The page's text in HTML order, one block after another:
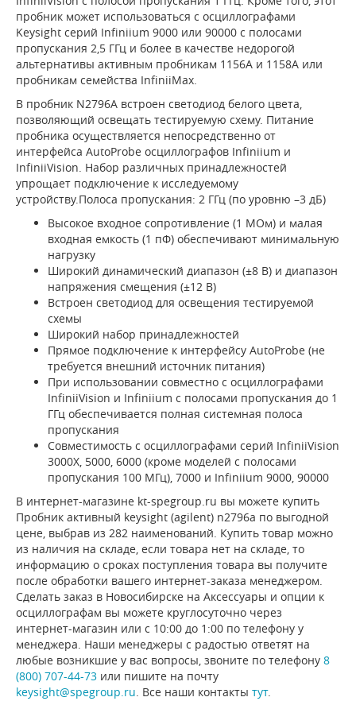
пробник может использоваться с осциллографами
Keysight серий Infiniium 9000 или 90000 с полосами
пропускания 2,5 ГГц и более в качестве недорогой
альтернативы активным пробникам 1156A и 1158A или
пробникам семейства InfiniiMax.
В пробник N2796A встроен светодиод белого цвета,
позволяющий освещать тестируемую схему. Питание
пробника осуществляется непосредственно от
интерфейса AutoProbe осциллографов Infiniium и
InfiniiVision. Набор различных принадлежностей
упрощает подключение к исследуемому
устройству.Полоса пропускания: 2 ГГц (по уровню –3 дБ)
Высокое входное сопротивление (1 МОм) и малая
входная емкость (1 пФ) обеспечивают минимальную
нагрузку
Широкий динамический диапазон (±8 В) и диапазон
напряжения смещения (±12 В)
Встроен светодиод для освещения тестируемой
схемы
Широкий набор принадлежностей
Прямое подключение к интерфейсу AutoProbe (не
требуется внешний источник питания)
При использовании совместно с осциллографами
InfiniiVision и Infiniium с полосами пропускания до 1
ГГц обеспечивается полная системная полоса
пропускания
Совместимость с осциллографами серий InfiniiVision
3000X, 5000, 6000 (кроме моделей с полосами
пропускания 100 МГц), 7000 и Infiniium 9000, 90000
В интернет-магазине kt-spegroup.ru вы можете купить
Пробник активный keysight (agilent) n2796a по выгодной
цене, выбрав из 282 наименований. Купить товар можно
из наличия на складе, если товара нет на складе, то
информацию о сроках поступления товара вы получите
после обработки вашего интернет-заказа менеджером.
Сделать заказ в Новосибирске на Аксессуары и опции к
осциллографам вы можете круглосуточно через
интернет-магазин или с 10:00 до 1:00 по телефону у
менеджера. Наши менеджеры с радостью ответят на
любые возникшие у вас вопросы, звоните по телефону 8
(800) 707-44-73 или пишите на почту
keysight@spegroup.ru. Все наши контакты тут.